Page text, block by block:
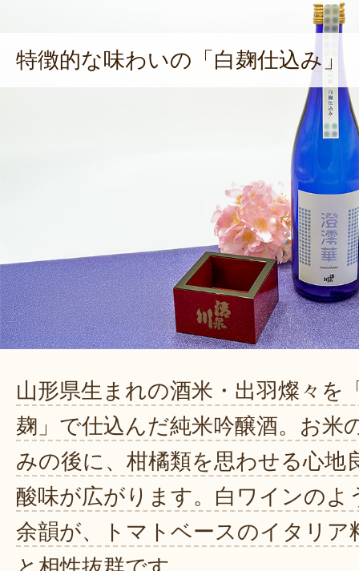
特徴的な味わいの「白麹仕込み」
山形県生まれの酒米・出羽燦々を
麹」で仕込んだ純米吟醸酒。お米
みの後に、柑橘類を思わせる心地
酸味が広がります。白ワインのよ
余韻が、トマトベースのイタリア